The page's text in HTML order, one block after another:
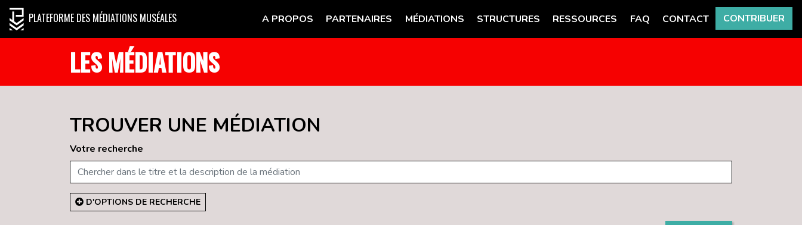
PLATEFORME DES MÉDIATIONS MUSÉALES A PROPOS PARTENAIRES MÉDIATIONS STRUCTURES RESSOURCES FAQ CONTACT CONTRIBUER
LES MÉDIATIONS
TROUVER UNE MÉDIATION
Votre recherche
D'OPTIONS DE RECHERCHE